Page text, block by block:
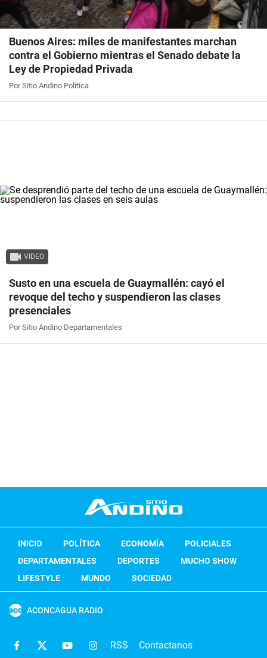
Buenos Aires: miles de manifestantes marchan
contra el Gobierno mientras el Senado debate la
Ley de Propiedad Privada
Por Sitio Andino Política
VIDEO
Susto en una escuela de Guaymallén: cayó el
revoque del techo y suspendieron las clases
presenciales
Por Sitio Andino Departamentales
INICIO POLÍTICA ECONOMÍA
POLICIALES
DEPARTAMENTALES
DEPORTES
MUCHO SHOW
LIFESTYLE
MUNDO SOCIEDAD
ACONCAGUA RADIO
RSS Contactanos